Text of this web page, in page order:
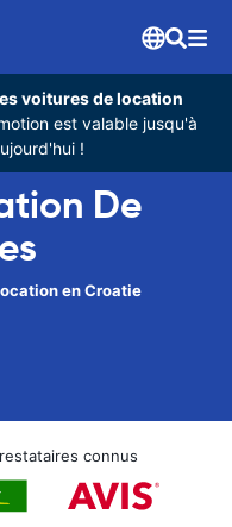
voitures de location
est valable jusqu'à
!
De
en Croatie
connus